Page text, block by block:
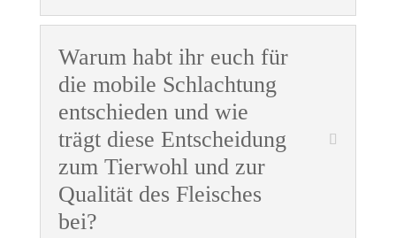
Warum habt ihr euch für
die mobile Schlachtung
entschieden und wie
trägt diese Entscheidung
zum Tierwohl und zur
Qualität des Fleisches
bei?